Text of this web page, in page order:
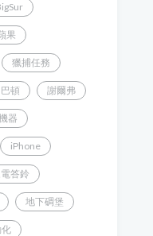
果
獵捕任務
巴頓 謝爾弗
器
iPhone
答鈴
地下碉堡
化